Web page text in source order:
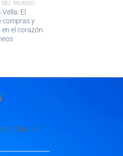
MUNDO
El
compras y
el corazón
Andaluza